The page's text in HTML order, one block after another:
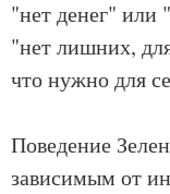
"нет денег" или
"нет лишних,
что нужно для
Поведение
зависимым от